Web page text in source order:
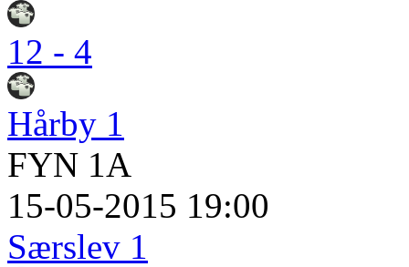
12 - 4
Hårby 1
FYN 1A
15-05-2015 19:00
Særslev 1